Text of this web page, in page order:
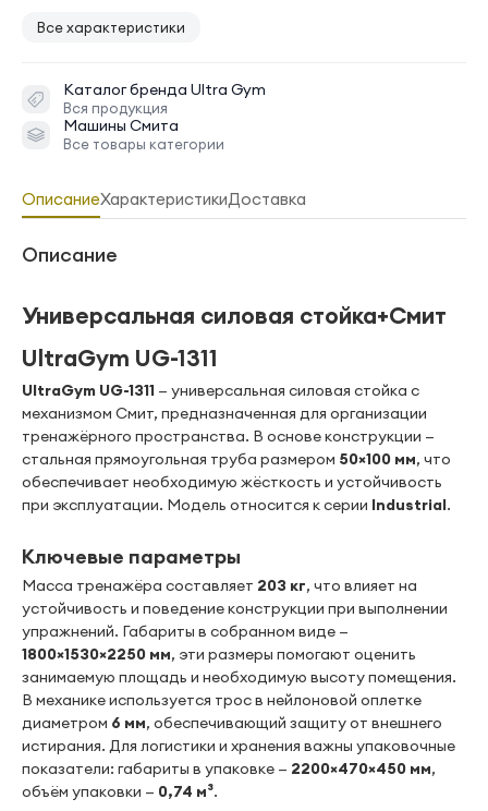
Все характеристики
Каталог бренда Ultra Gym
Вся продукция
Машины Смита
Все товары категории
ОписаниеХарактеристикиДоставка
Описание
Универсальная силовая стойка+Смит
UltraGym UG-1311
UltraGym UG-1311 — универсальная силовая стойка с
механизмом Смит, предназначенная для организации
тренажёрного пространства. В основе конструкции —
стальная прямоугольная труба размером 50×100 мм, что
обеспечивает необходимую жёсткость и устойчивость
при эксплуатации. Модель относится к серии Industrial.
Ключевые параметры
Масса тренажёра составляет 203 кг, что влияет на
устойчивость и поведение конструкции при выполнении
упражнений. Габариты в собранном виде —
1800×1530×2250 мм, эти размеры помогают оценить
занимаемую площадь и необходимую высоту помещения.
В механике используется трос в нейлоновой оплетке
диаметром 6 мм, обеспечивающий защиту от внешнего
истирания. Для логистики и хранения важны упаковочные
показатели: габариты в упаковке — 2200×470×450 мм,
объём упаковки — 0,74 м³.